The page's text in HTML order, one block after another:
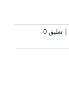
تعليق 0